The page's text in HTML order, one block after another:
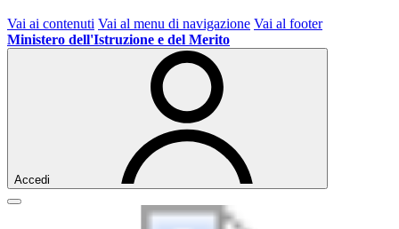
Vai ai contenuti Vai al menu di navigazione Vai al footer
Ministero dell'Istruzione e del Merito
Accedi